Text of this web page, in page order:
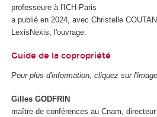
professeure à l'ICH-Paris
a publié en 2024, avec Christelle
LexisNexis, l'ouvrage:
Guide de la copropriété
Pour plus d'information, cliquez sur l'image
Gilles GODFRIN
maître de conférences au Cnam,